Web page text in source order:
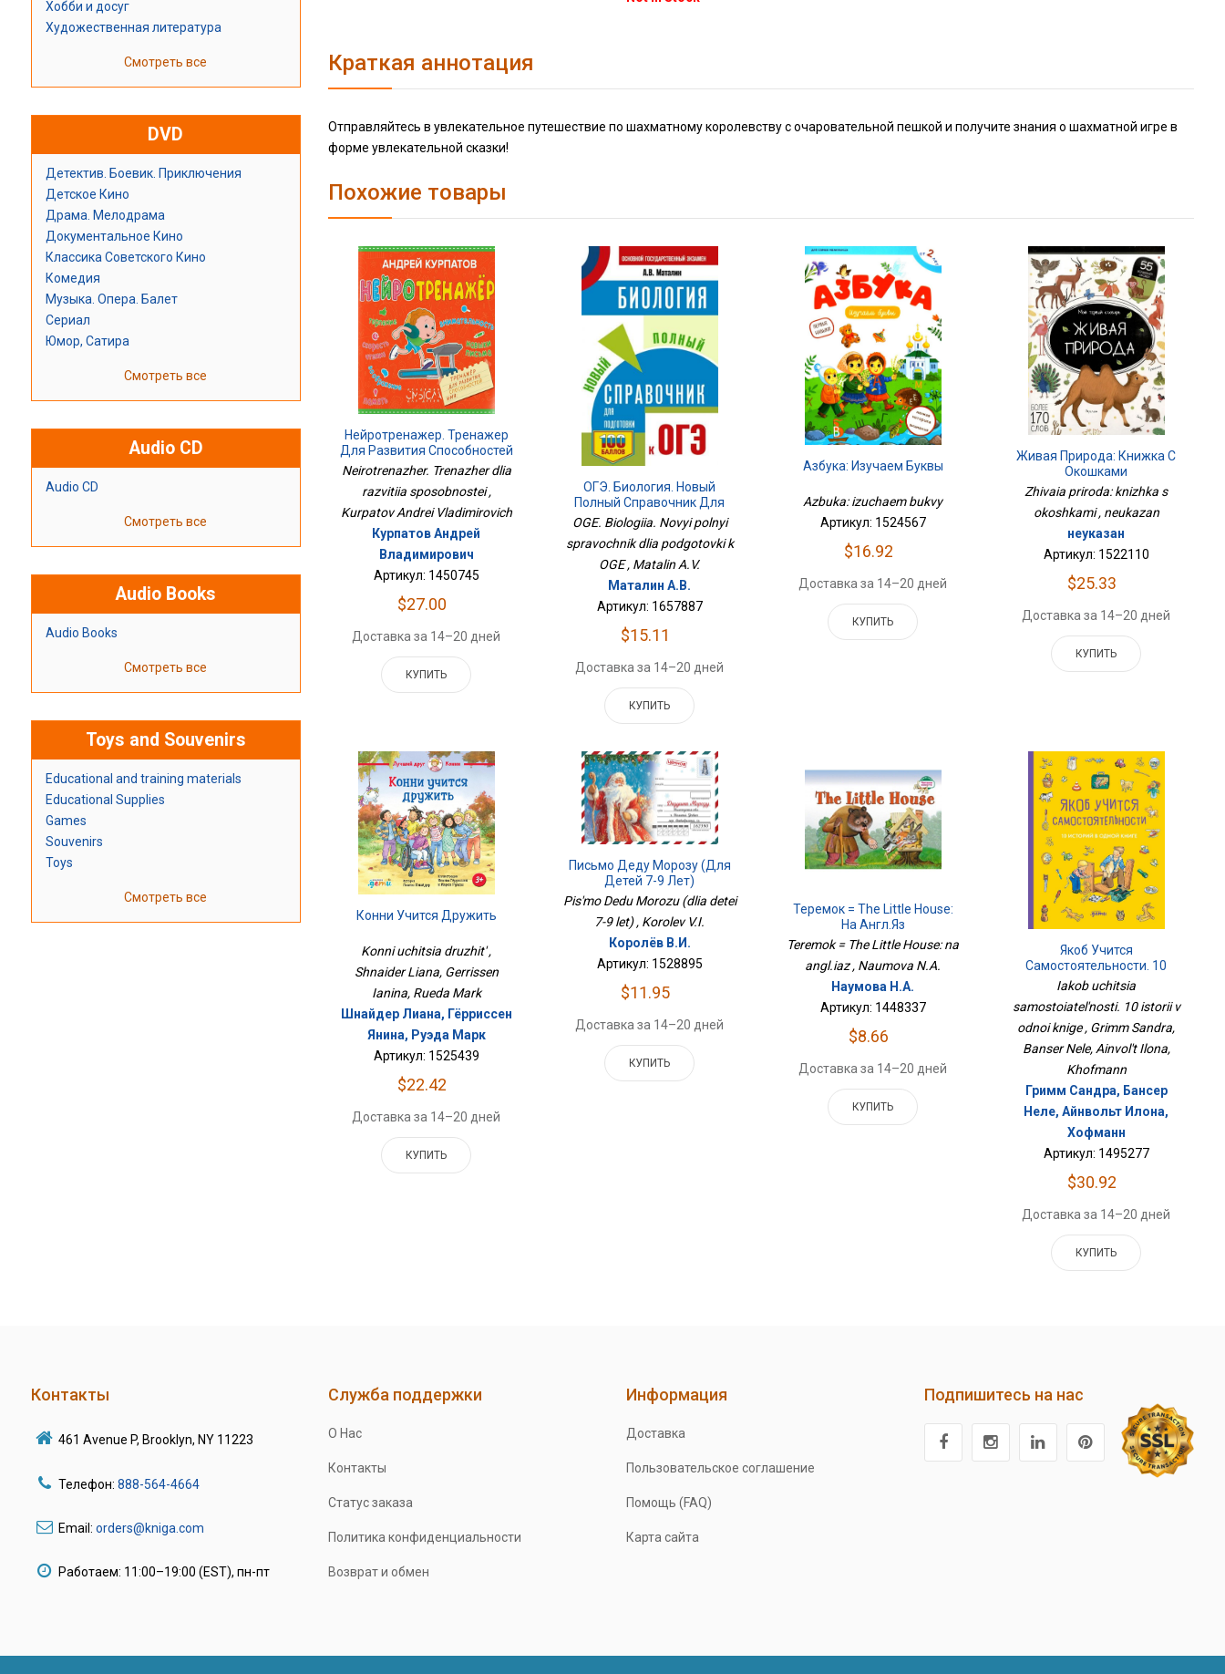
Хобби и досуг
Художественная литература
Смотреть все
DVD
Детектив. Боевик. Приключения
Детское Кино
Драма. Мелодрама
Документальное Кино
Классика Советского Кино
Комедия
Музыка. Опера. Балет
Сериал
Юмор, Сатира
Смотреть все
Audio CD
Audio CD
Смотреть все
Audio Books
Audio Books
Смотреть все
Toys and Souvenirs
Educational and training materials
Educational Supplies
Games
Souvenirs
Toys
Смотреть все
Краткая аннотация
Отправляйтесь в увлекательное путешествие по шахматному королевству с очаровательной пешкой и получите знания о шахматной игре в
форме увлекательной сказки!
Похожие товары
Нейротренажер. Тренажер
Для Развития Способностей
Neirotrenazher. Trenazher dlia
razvitiia sposobnostei ,
Kurpatov Andrei Vladimirovich
Курпатов Андрей
Владимирович
Артикул: 1450745
$27.00
Доставка за 14–20 дней
КУПИТЬ
ОГЭ. Биология. Новый
Полный Справочник Для
Подготовки К ОГЭ
OGE. Biologiia. Novyi polnyi
spravochnik dlia podgotovki k
OGE , Matalin A.V.
Маталин А.В.
Артикул: 1657887
$15.11
Доставка за 14–20 дней
КУПИТЬ
Азбука: Изучаем Буквы
Azbuka: izuchaem bukvy
Артикул: 1524567
$16.92
Доставка за 14–20 дней
КУПИТЬ
Живая Природа: Книжка С
Окошками
Zhivaia priroda: knizhka s
okoshkami , neukazan
неуказан
Артикул: 1522110
$25.33
Доставка за 14–20 дней
КУПИТЬ
Конни Учится Дружить
Konni uchitsia druzhit' ,
Shnaider Liana, Gerrissen
Ianina, Rueda Mark
Шнайдер Лиана, Гёрриссен
Янина, Руэда Марк
Артикул: 1525439
$22.42
Доставка за 14–20 дней
КУПИТЬ
Письмо Деду Морозу (для
Детей 7-9 Лет)
Pis'mo Dedu Morozu (dlia detei
7-9 let) , Korolev V.I.
Королёв В.И.
Артикул: 1528895
$11.95
Доставка за 14–20 дней
КУПИТЬ
Теремок = The Little House:
На Англ.яз
Teremok = The Little House: na
angl.iaz , Naumova N.A.
Наумова Н.А.
Артикул: 1448337
$8.66
Доставка за 14–20 дней
КУПИТЬ
Якоб Учится
Самостоятельности. 10
Историй В Одной Книге
Iakob uchitsia
samostoiatel'nosti. 10 istorii v
odnoi knige , Grimm Sandra,
Banser Nele, Ainvol't Ilona,
Khofmann
Гримм Сандра, Бансер
Неле, Айнвольт Илона,
Хофманн
Артикул: 1495277
$30.92
Доставка за 14–20 дней
КУПИТЬ
Контакты
461 Avenue P, Brooklyn, NY 11223
Телефон: 888-564-4664
Email: orders@kniga.com
Работаем: 11:00–19:00 (EST), пн-пт
Служба поддержки
О Нас
Контакты
Статус заказа
Политика конфиденциальности
Возврат и обмен
Информация
Доставка
Пользовательское соглашение
Помощь (FAQ)
Карта сайта
Подпишитесь на нас